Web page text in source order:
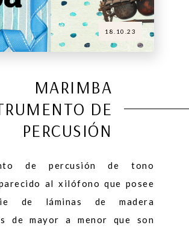
18.10.23
MARIMBA
DE
PERCUSIÓN
de percusión de tono
al xilófono que posee
de láminas de madera
de mayor a menor que son